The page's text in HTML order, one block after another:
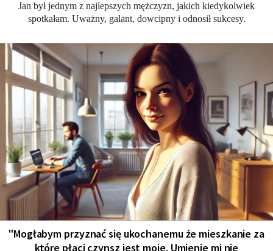
Jan był jednym z najlepszych mężczyzn, jakich kiedykolwiek
spotkałam. Uważny, galant, dowcipny i odnosił sukcesy.
"Мogłabym przyznać się ukochanemu że mieszkanie za
które płaci czynsz jest moje. Umienie mi nie